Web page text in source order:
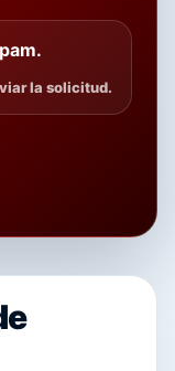
la solicitud.